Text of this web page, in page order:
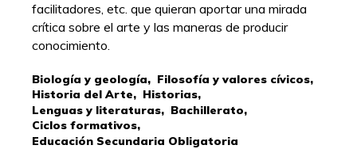
facilitadores, etc. que quieran aportar una mirada
crítica sobre el arte y las maneras de producir
conocimiento.
Biología y geología, Filosofía y valores cívicos,
Historia del Arte, Historias,
Lenguas y literaturas, Bachillerato,
Ciclos formativos,
Educación Secundaria Obligatoria